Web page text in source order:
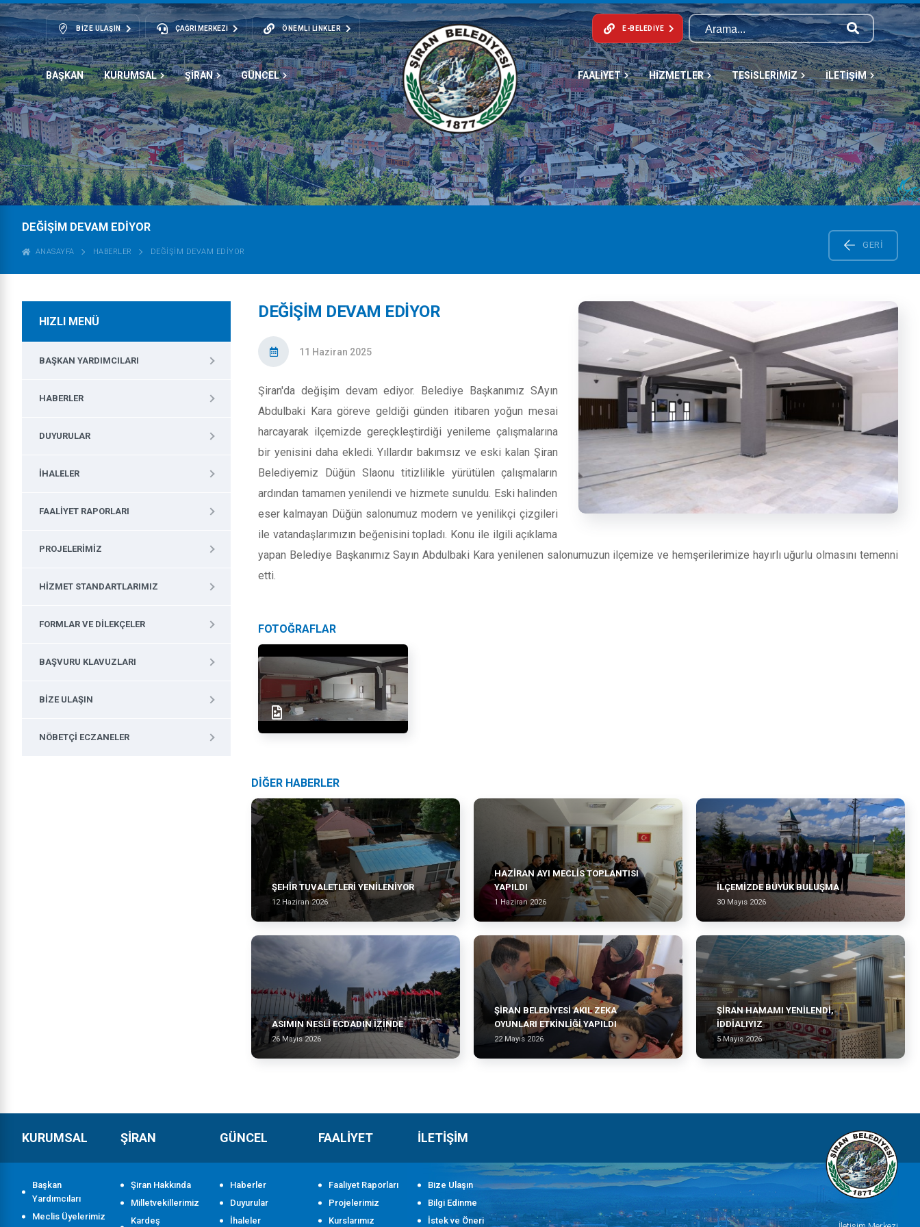
BIZE ULAŞIN ÇAĞRI MERKEZİ ÖNEMLI LINKLER E-BELEDIYE
BAŞKAN KURUMSAL ŞİRAN GÜNCEL FAALİYET HİZMETLER TESİSLERİMİZ İLETİŞİM
DEĞİŞİM DEVAM EDİYOR
ANASAYFA HABERLER DEĞİŞİM DEVAM EDİYOR
GERI
DEĞİŞİM DEVAM EDİYOR
11 Haziran 2025
Şiran'da değişim devam ediyor. Belediye Başkanımız SAyın
Abdulbaki Kara göreve geldiği günden itibaren yoğun mesai
harcayarak ilçemizde gereçkleştirdiği yenileme çalışmalarına
bir yenisini daha ekledi. Yıllardır bakımsız ve eski kalan Şiran
Belediyemiz Düğün Slaonu titizlilikle yürütülen çalışmaların
ardından tamamen yenilendi ve hizmete sunuldu. Eski halinden
eser kalmayan Düğün salonumuz modern ve yenilikçi çizgileri
ile vatandaşlarımızın beğenisini topladı. Konu ile ilgili açıklama
yapan Belediye Başkanımız Sayın Abdulbaki Kara yenilenen salonumuzun ilçemize ve hemşerilerimize hayırlı uğurlu olmasını temenni
etti.
FOTOĞRAFLAR
DİĞER HABERLER
ŞEHİR TUVALETLERİ YENİLENİYOR
12 Haziran 2026
HAZİRAN AYI MECLİS TOPLANTISI
YAPILDI
1 Haziran 2026
İLÇEMİZDE BÜYÜK BULUŞMA
30 Mayıs 2026
ASIMIN NESLI ECDADIN İZINDE
26 Mayıs 2026
ŞİRAN BELEDİYESİ AKIL ZEKA
OYUNLARI ETKİNLİĞİ YAPILDI
22 Mayıs 2026
ŞİRAN HAMAMI YENİLENDİ,
İDDİALIYIZ
5 Mayıs 2026
HIZLI MENÜ
BAŞKAN YARDIMCILARI
HABERLER
DUYURULAR
İHALELER
FAALIYET RAPORLARI
PROJELERIMIZ
HIZMET STANDARTLARIMIZ
FORMLAR VE DILEKÇELER
BAŞVURU KLAVUZLARI
BIZE ULAŞIN
NÖBETÇI ECZANELER
KURUMSAL
Başkan
Yardımcıları
Meclis Üyelerimiz
ŞİRAN
Şiran Hakkında
Milletvekillerimiz
Kardeş
GÜNCEL
Haberler
Duyurular
İhaleler
FAALİYET
Faaliyet Raporları
Projelerimiz
Kurslarımız
İLETİŞİM
Bize Ulaşın
Bilgi Edinme
İstek ve Öneri